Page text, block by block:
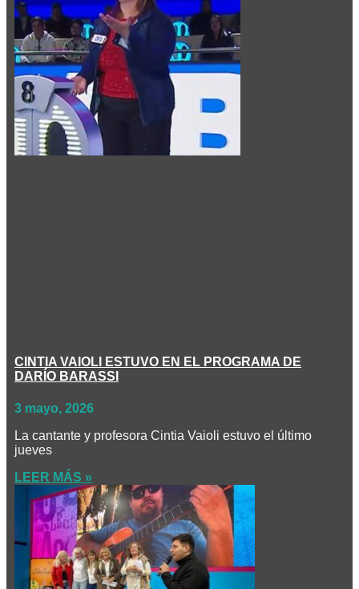
CINTIA VAIOLI ESTUVO EN EL PROGRAMA DE
DARÍO BARASSI
3 mayo, 2026
La cantante y profesora Cintia Vaioli estuvo el último
jueves
LEER MÁS »